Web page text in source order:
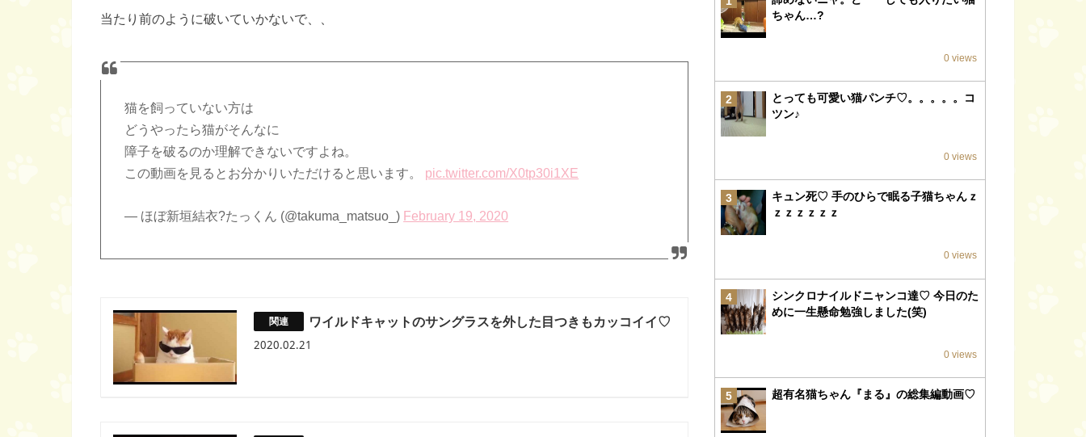
当たり前のように破いていかないで、、
猫を飼っていない方は
どうやったら猫がそんなに
障子を破るのか理解できないですよね。
この動画を見るとお分かりいただけると思います。 pic.twitter.com/X0tp30i1XE
— ほぼ新垣結衣?たっくん (@takuma_matsuo_) February 19, 2020
ワイルドキャットのサングラスを外した目つきもカッコイイ♡
2020.02.21
ちゃん…?
0 views
2
とっても可愛い猫パンチ♡。。。。。コ
ツン♪
0 views
3
キュン死♡ 手のひらで眠る子猫ちゃんｚ
ｚｚｚｚｚｚ
0 views
4
シンクロナイルドニャンコ達♡ 今日のた
めに一生懸命勉強しました(笑)
0 views
5 超有名猫ちゃん『まる』の総集編動画♡